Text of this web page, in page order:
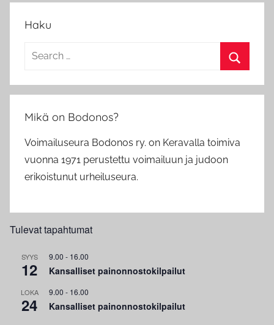
Haku
Search
Mikä on Bodonos?
Voimailuseura Bodonos ry. on Keravalla toimiva
vuonna 1971 perustettu voimailuun ja judoon
erikoistunut urheiluseura.
Tulevat tapahtumat
SYYS
12
9.00 - 16.00
Kansalliset painonnostokilpailut
LOKA
24
9.00 - 16.00
Kansalliset painonnostokilpailut